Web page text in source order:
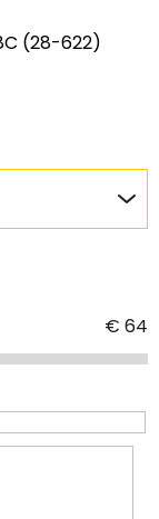
(28-622)
€ 64